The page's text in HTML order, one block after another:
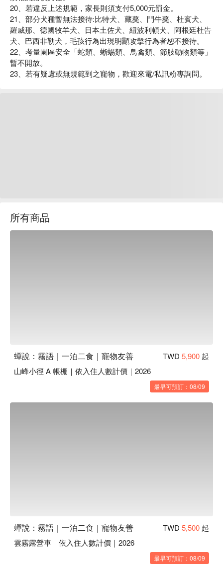
20、若違反上述規範，家長則須支付5,000元罰金。
21、部分犬種暫無法接待:比特犬、藏獒、鬥牛獒、杜賓犬、
羅威那、德國牧羊犬、日本土佐犬、紐波利頓犬、阿根廷杜告
犬、巴西非勒犬，毛孩行為出現明顯攻擊行為者恕不接待。
22、考量園區安全「蛇類、蜥蜴類、鳥禽類、節肢動物類等」
暫不開放。
23、若有疑慮或無規範到之寵物，歡迎來電/私訊粉專詢問。
所有商品
蟬說：霧語｜一泊二食｜寵物友善 TWD 5,900 起
山峰小徑 A 帳棚｜依入住人數計價｜2026
最早可預訂：08/09
蟬說：霧語｜一泊二食｜寵物友善 TWD 5,500 起
雲霧露營車｜依入住人數計價｜2026
最早可預訂：08/09